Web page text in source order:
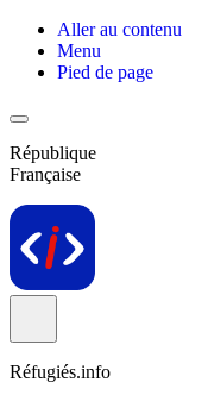
Aller au contenu
Menu
Pied de page
République
Française
Réfugiés.info